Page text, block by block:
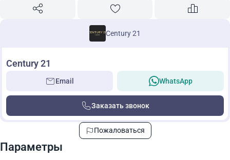
Century 21
Century 21
Email WhatsApp
Заказать звонок
Пожаловаться
Параметры